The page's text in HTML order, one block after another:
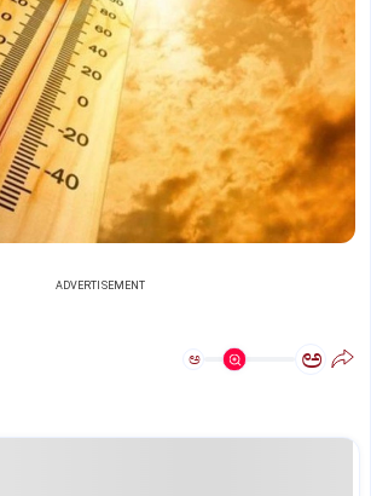
ADVERTISEMENT
ಅ ಅ